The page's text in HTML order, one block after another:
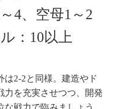
4、空母1～2
：10以上
は2-2と同様。建造やド
力を充実させつつ、開発